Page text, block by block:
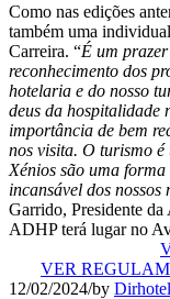
Como nas edições
também uma
Carreira. “É um
reconhecimento dos
hotelaria e do nosso
deus da hospitalidade
importância de bem
nos visita. O turismo
Xénios são uma
incansável dos nossos
Garrido, Presidente
ADHP terá lugar no
VER
12/02/2024/by Dirhotel